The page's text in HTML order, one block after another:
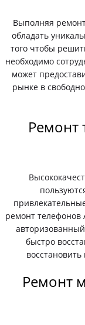
Выполняя
обладать
того чтобы
необходимо
может
рынке в
Ремонт
ремонт телефонов
быстро
Ремонт